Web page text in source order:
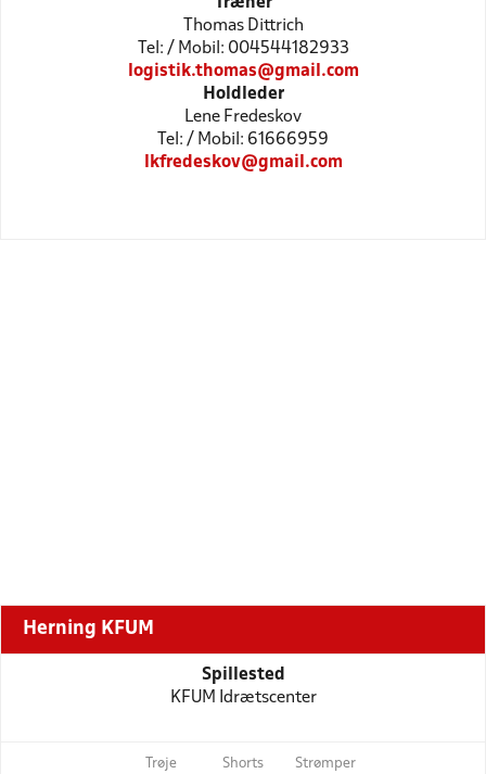
Thomas Dittrich
Tel: / Mobil: 004544182933
logistik.thomas@gmail.com
Holdleder
Lene Fredeskov
Tel: / Mobil: 61666959
lkfredeskov@gmail.com
Herning KFUM
Spillested
KFUM Idrætscenter
Trøje Shorts Strømper